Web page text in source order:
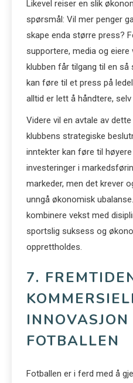
Likevel reiser en slik
spørsmål: Vil mer penger
skape enda større press?
supportere, media og eiere
klubben får tilgang til en
kan føre til et press på
alltid er lett å håndtere,
Videre vil en avtale av
klubbens strategiske
inntekter kan føre til
investeringer i
markeder, men det krever
unngå økonomisk
kombinere vekst med
sportslig suksess og
opprettholdes.
7.
INNOVASJON
FOTBALLEN
Fotballen er i ferd med å